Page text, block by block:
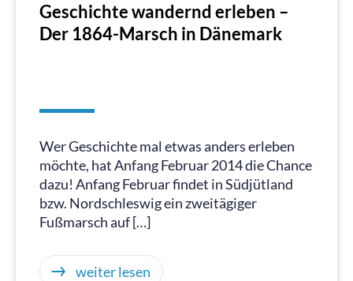
Geschichte wandernd erleben –
Der 1864-Marsch in Dänemark
Wer Geschichte mal etwas anders erleben
möchte, hat Anfang Februar 2014 die Chance
dazu! Anfang Februar findet in Südjütland
bzw. Nordschleswig ein zweitägiger
Fußmarsch auf […]
weiter lesen